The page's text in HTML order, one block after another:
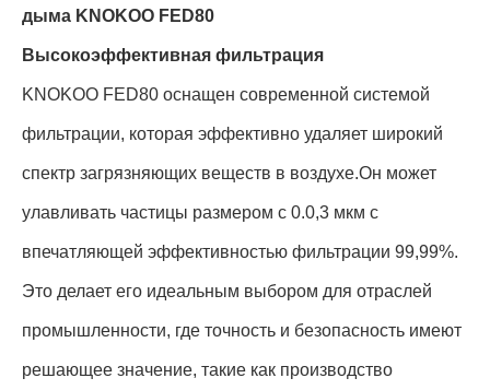
дыма KNOKOO FED80
Высокоэффективная фильтрация
KNOKOO FED80 оснащен современной системой
фильтрации, которая эффективно удаляет широкий
спектр загрязняющих веществ в воздухе.Он может
улавливать частицы размером с 0.0,3 мкм с
впечатляющей эффективностью фильтрации 99,99%.
Это делает его идеальным выбором для отраслей
промышленности, где точность и безопасность имеют
решающее значение, такие как производство